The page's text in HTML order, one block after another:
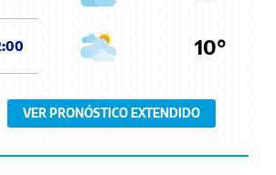
10°
VER PRONÓSTICO EXTENDIDO